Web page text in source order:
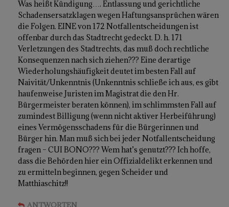
Was heißt Kündigung…. Entlassung und gerichtliche
Schadensersatzklagen wegen Haftungsansprüchen wären
die Folgen. EINE von 172 Notfallentscheidungen ist
offenbar durch das Stadtrecht gedeckt. D. h. 171
Verletzungen des Stadtrechts, das muß doch rechtliche
Konsequenzen nach sich ziehen??? Eine derartige
Wiederholungshäufigkeit deutet im besten Fall auf
Naivität/Unkenntnis (Unkenntnis schließe ich aus, es gibt
haufenweise Juristen im Magistrat die den Hr.
Bürgermeister beraten können), im schlimmsten Fall auf
zumindest Billigung (wenn nicht aktiver Herbeiführung)
eines Vermögensschadens für die Bürgerinnen und
Bürger hin. Man muß sich bei jeder Notfallentscheidung
fragen – CUI BONO??? Wem hat’s genutzt??? Ich hoffe,
dass die Behörden hier ein Offizialdelikt erkennen und
zu ermitteln beginnen, gegen Scheider und
Matthiaschitz!!
ANTWORTEN